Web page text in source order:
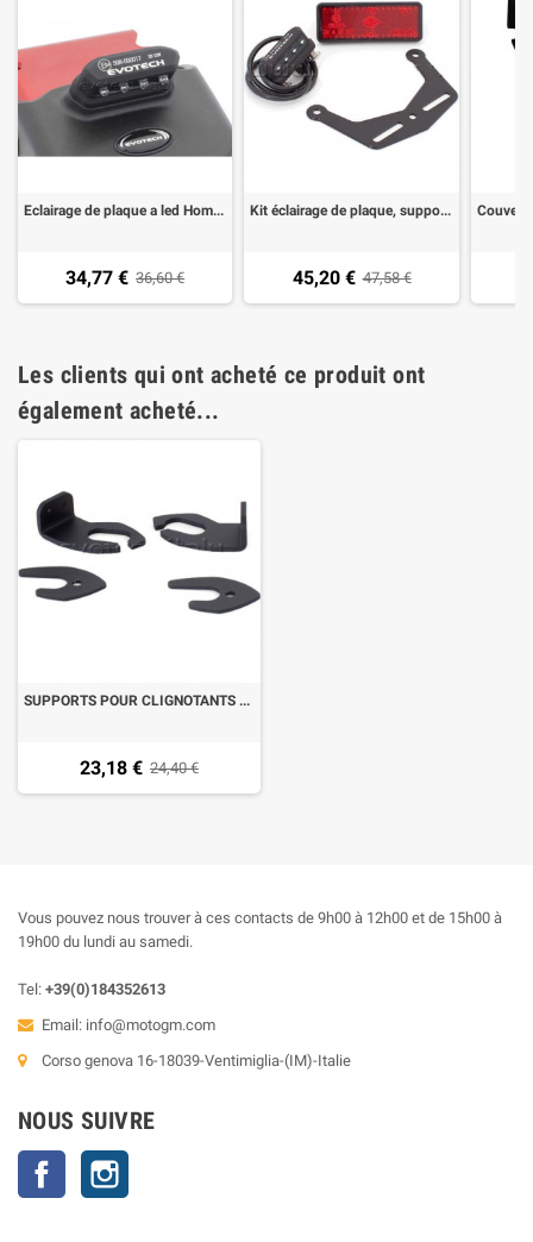
Eclairage de plaque a led Homologué en Alu Evotech ELT-001 pour moto et scooter
34,77 € 36,60 €
Kit éclairage de plaque, support reflechissant et catadioptre pour support de plaque evotech
45,20 € 47,58 €
Les clients qui ont acheté ce produit ont
également acheté...
SUPPORTS POUR CLIGNOTANTS D'ORIGINE Ducati POUR support de PLAQUE EVOTECH
23,18 € 24,40 €
Vous pouvez nous trouver à ces contacts de 9h00 à 12h00 et de 15h00 à
19h00 du lundi au samedi.
Tel: +39(0)184352613
Email: info@motogm.com
Corso genova 16-18039-Ventimiglia-(IM)-Italie
NOUS SUIVRE
Facebook